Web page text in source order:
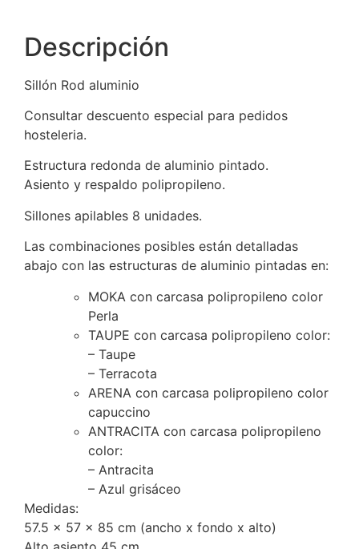
Descripción
Sillón Rod aluminio
Consultar descuento especial para pedidos
hosteleria.
Estructura redonda de aluminio pintado.
Asiento y respaldo polipropileno.
Sillones apilables 8 unidades.
Las combinaciones posibles están detalladas
abajo con las estructuras de aluminio pintadas en:
MOKA con carcasa polipropileno color
Perla
TAUPE con carcasa polipropileno color:
– Taupe
– Terracota
ARENA con carcasa polipropileno color
capuccino
ANTRACITA con carcasa polipropileno
color:
– Antracita
– Azul grisáceo
Medidas:
57.5 x 57 x 85 cm (ancho x fondo x alto)